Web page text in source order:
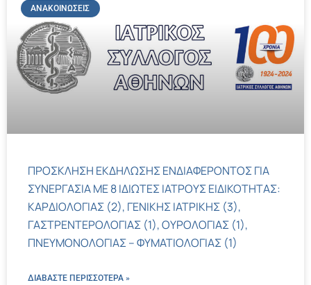
ΑΝΑΚΟΙΝΏΣΕΙΣ
ΠΡΟΣΚΛΗΣΗ ΕΚΔΗΛΩΣΗΣ ΕΝΔΙΑΦΕΡΟΝΤΟΣ ΓΙΑ
ΣΥΝΕΡΓΑΣΙΑ ΜΕ 8 ΙΔΙΩΤΕΣ ΙΑΤΡΟΥΣ ΕΙΔΙΚΟΤΗΤΑΣ:
ΚΑΡΔΙΟΛΟΓΙΑΣ (2), ΓΕΝΙΚΗΣ ΙΑΤΡΙΚΗΣ (3),
ΓΑΣΤΡΕΝΤΕΡΟΛΟΓΙΑΣ (1), ΟΥΡΟΛΟΓΙΑΣ (1),
ΠΝΕΥΜΟΝΟΛΟΓΙΑΣ – ΦΥΜΑΤΙΟΛΟΓΙΑΣ (1)
ΔΙΑΒΑΣΤΕ ΠΕΡΙΣΣΌΤΕΡΑ »